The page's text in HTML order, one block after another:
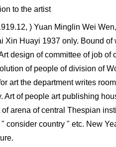
to the artist
) Yuan Minglin Wei
Xin Huayi 1937 only. Bound
design of committee of job
of people of division of
art the department writes
Art of people art publishing
of arena of central Thespian
consider country " etc. New